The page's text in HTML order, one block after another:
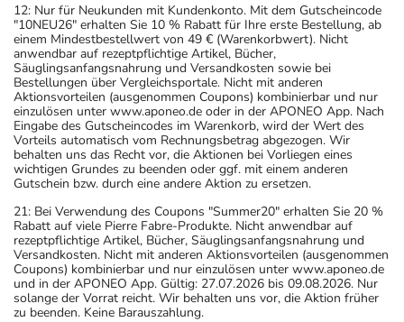
12: Nur für Neukunden mit Kundenkonto. Mit dem Gutscheincode
"10NEU26" erhalten Sie 10 % Rabatt für Ihre erste Bestellung, ab
einem Mindestbestellwert von 49 € (Warenkorbwert). Nicht
anwendbar auf rezeptpflichtige Artikel, Bücher,
Säuglingsanfangsnahrung und Versandkosten sowie bei
Bestellungen über Vergleichsportale. Nicht mit anderen
Aktionsvorteilen (ausgenommen Coupons) kombinierbar und nur
einzulösen unter www.aponeo.de oder in der APONEO App. Nach
Eingabe des Gutscheincodes im Warenkorb, wird der Wert des
Vorteils automatisch vom Rechnungsbetrag abgezogen. Wir
behalten uns das Recht vor, die Aktionen bei Vorliegen eines
wichtigen Grundes zu beenden oder ggf. mit einem anderen
Gutschein bzw. durch eine andere Aktion zu ersetzen.
21: Bei Verwendung des Coupons "Summer20" erhalten Sie 20 %
Rabatt auf viele Pierre Fabre-Produkte. Nicht anwendbar auf
rezeptpflichtige Artikel, Bücher, Säuglingsanfangsnahrung und
Versandkosten. Nicht mit anderen Aktionsvorteilen (ausgenommen
Coupons) kombinierbar und nur einzulösen unter www.aponeo.de
und in der APONEO App. Gültig: 27.07.2026 bis 09.08.2026. Nur
solange der Vorrat reicht. Wir behalten uns vor, die Aktion früher
zu beenden. Keine Barauszahlung.